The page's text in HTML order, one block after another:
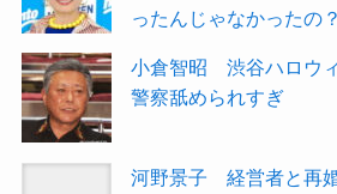
ったんじゃなかったの？
小倉智昭 渋谷ハロウ
警察舐められすぎ
河野景子 経営者と再